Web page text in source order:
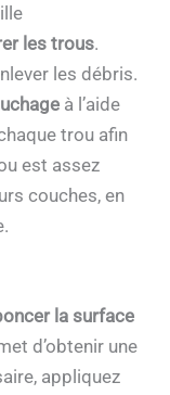
les trous.
les débris.
à l’aide
trou afin
est assez
couches, en
la surface
d’obtenir une
appliquez